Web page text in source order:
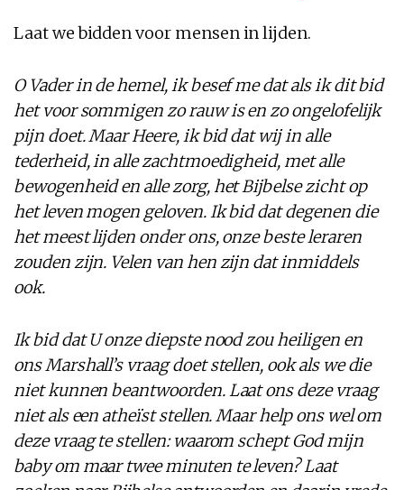
Laat we bidden voor mensen in lijden.
O Vader in de hemel, ik besef me dat als ik dit bid
het voor sommigen zo rauw is en zo ongelofelijk
pijn doet. Maar Heere, ik bid dat wij in alle
tederheid, in alle zachtmoedigheid, met alle
bewogenheid en alle zorg, het Bijbelse zicht op
het leven mogen geloven. Ik bid dat degenen die
het meest lijden onder ons, onze beste leraren
zouden zijn. Velen van hen zijn dat inmiddels
ook.
Ik bid dat U onze diepste nood zou heiligen en
ons Marshall’s vraag doet stellen, ook als we die
niet kunnen beantwoorden. Laat ons deze vraag
niet als een atheïst stellen. Maar help ons wel om
deze vraag te stellen: waarom schept God mijn
baby om maar twee minuten te leven? Laat